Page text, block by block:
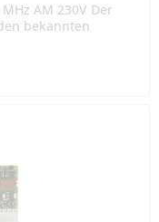
AM 230V Der
bekannten